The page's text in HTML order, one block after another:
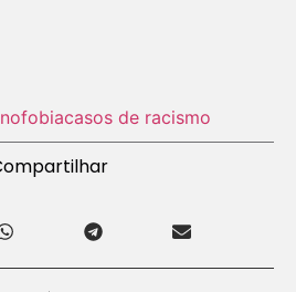
casos de racismo